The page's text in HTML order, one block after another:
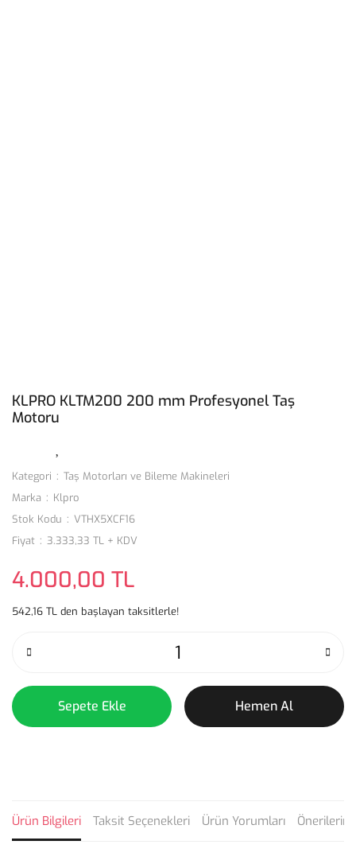
KLPRO KLTM200 200 mm Profesyonel Taş
Motoru
Kategori
Taş Motorları ve Bileme Makineleri
Marka
Klpro
Stok Kodu
VTHX5XCF16
Fiyat
3.333,33 TL + KDV
4.000,00 TL
542,16 TL den başlayan taksitlerle!
Sepete Ekle Hemen Al
Ürün Bilgileri Taksit Seçenekleri Ürün Yorumları